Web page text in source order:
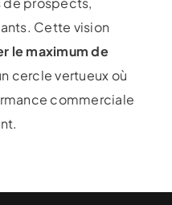
Cette vision
le maximum de
cercle vertueux où
commerciale